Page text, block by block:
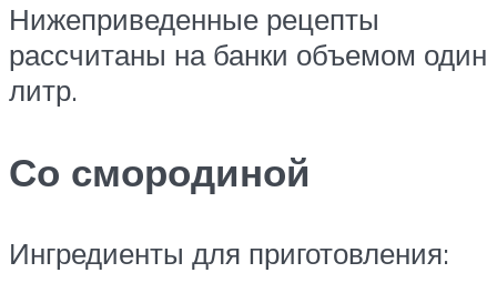
Нижеприведенные рецепты
рассчитаны на банки объемом один
литр.
Со смородиной
Ингредиенты для приготовления: